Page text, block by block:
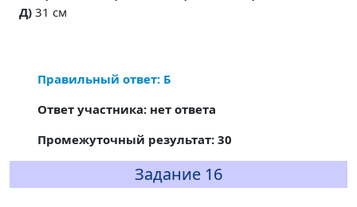
Д) 31 см
Правильный ответ: Б
Ответ участника: нет ответа
Промежуточный результат: 30
Задание 16